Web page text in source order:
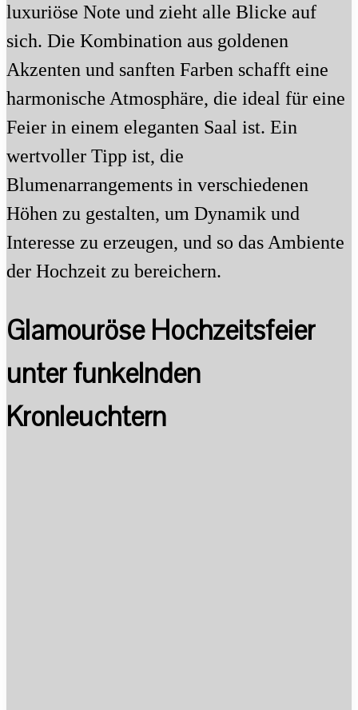
luxuriöse Note und zieht alle Blicke auf
sich. Die Kombination aus goldenen
Akzenten und sanften Farben schafft eine
harmonische Atmosphäre, die ideal für eine
Feier in einem eleganten Saal ist. Ein
wertvoller Tipp ist, die
Blumenarrangements in verschiedenen
Höhen zu gestalten, um Dynamik und
Interesse zu erzeugen, und so das Ambiente
der Hochzeit zu bereichern.
Glamouröse Hochzeitsfeier
unter funkelnden
Kronleuchtern